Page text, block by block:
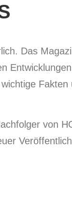
Das
Fakten
von